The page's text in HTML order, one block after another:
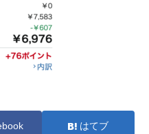
はてブ